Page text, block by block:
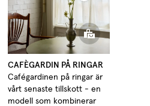
Cafégardin med Ringar Tunn Linne
CAFÈGARDIN PÅ RINGAR
Cafégardinen på ringar är
vårt senaste tillskott - en
modell som kombinerar